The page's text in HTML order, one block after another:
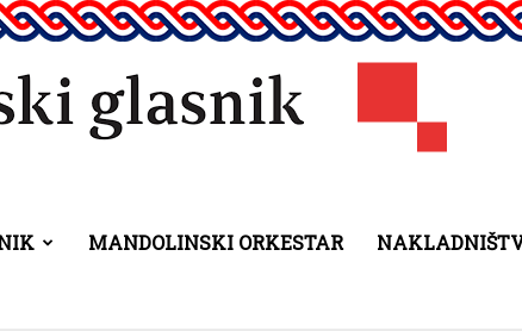
MANDOLINSKI ORKESTAR